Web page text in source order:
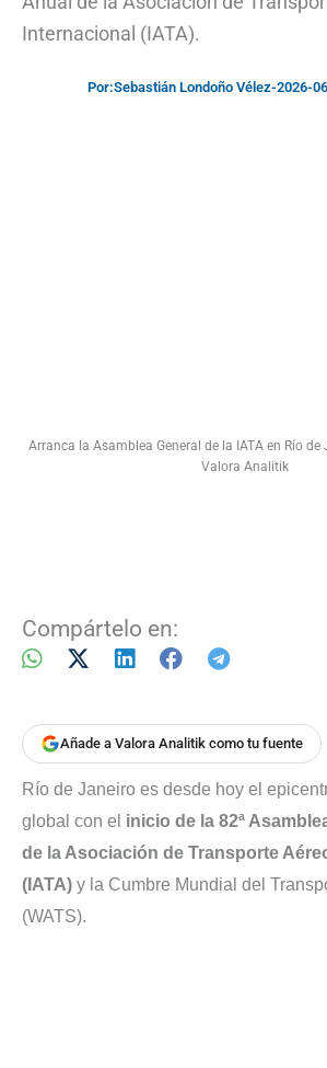
Internacional (IATA).
Por:Sebastián Londoño Vélez-2026-
Arranca la Asamblea General de la IATA en Río de
Valora Analitik
Compártelo en:
Añade a Valora Analitik como tu fuente
Río de Janeiro es desde hoy el
global con el inicio de la 82ª
de la Asociación de Transporte
(IATA) y la Cumbre Mundial del
(WATS).